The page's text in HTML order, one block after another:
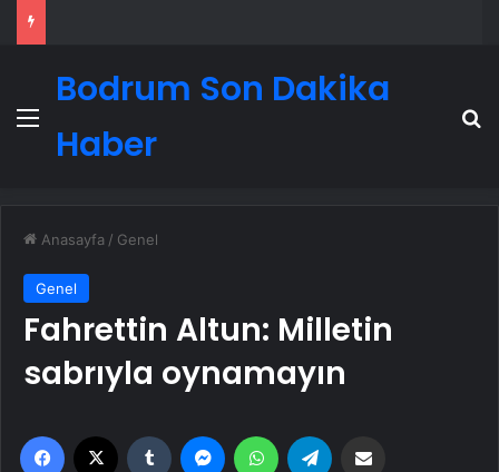
Menü
Bodrum Son Dakika
Haber
Anasayfa / Genel
Genel
Fahrettin Altun: Milletin
sabrıyla oynamayın
Facebook Tumblr MessengerWhatsApp